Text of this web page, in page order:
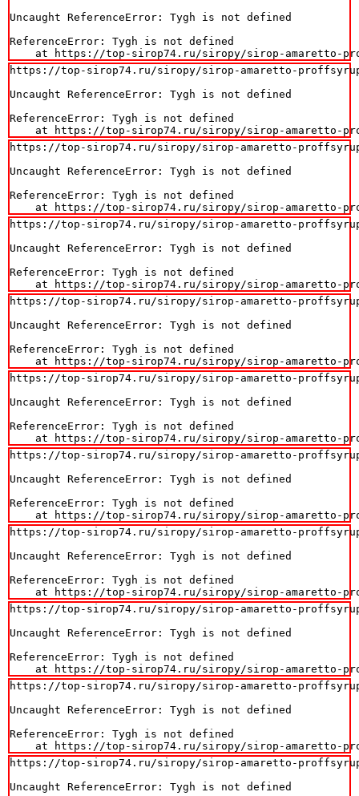
Uncaught ReferenceError: Tygh is not defined
ReferenceError: Tygh is not defined
at https://top-sirop74.ru/siropy/sirop-amaretto-
https://top-sirop74.ru/siropy/sirop-amaretto-
Uncaught ReferenceError: Tygh is not defined
ReferenceError: Tygh is not defined
at https://top-sirop74.ru/siropy/sirop-amaretto-
https://top-sirop74.ru/siropy/sirop-amaretto-
Uncaught ReferenceError: Tygh is not defined
ReferenceError: Tygh is not defined
at https://top-sirop74.ru/siropy/sirop-amaretto-
https://top-sirop74.ru/siropy/sirop-amaretto-
Uncaught ReferenceError: Tygh is not defined
ReferenceError: Tygh is not defined
at https://top-sirop74.ru/siropy/sirop-amaretto-
https://top-sirop74.ru/siropy/sirop-amaretto-
Uncaught ReferenceError: Tygh is not defined
ReferenceError: Tygh is not defined
at https://top-sirop74.ru/siropy/sirop-amaretto-
https://top-sirop74.ru/siropy/sirop-amaretto-
Uncaught ReferenceError: Tygh is not defined
ReferenceError: Tygh is not defined
at https://top-sirop74.ru/siropy/sirop-amaretto-
https://top-sirop74.ru/siropy/sirop-amaretto-
Uncaught ReferenceError: Tygh is not defined
ReferenceError: Tygh is not defined
at https://top-sirop74.ru/siropy/sirop-amaretto-
https://top-sirop74.ru/siropy/sirop-amaretto-
Uncaught ReferenceError: Tygh is not defined
ReferenceError: Tygh is not defined
at https://top-sirop74.ru/siropy/sirop-amaretto-
https://top-sirop74.ru/siropy/sirop-amaretto-
Uncaught ReferenceError: Tygh is not defined
ReferenceError: Tygh is not defined
at https://top-sirop74.ru/siropy/sirop-amaretto-
https://top-sirop74.ru/siropy/sirop-amaretto-
Uncaught ReferenceError: Tygh is not defined
ReferenceError: Tygh is not defined
at https://top-sirop74.ru/siropy/sirop-amaretto-
https://top-sirop74.ru/siropy/sirop-amaretto-
Uncaught ReferenceError: Tygh is not defined